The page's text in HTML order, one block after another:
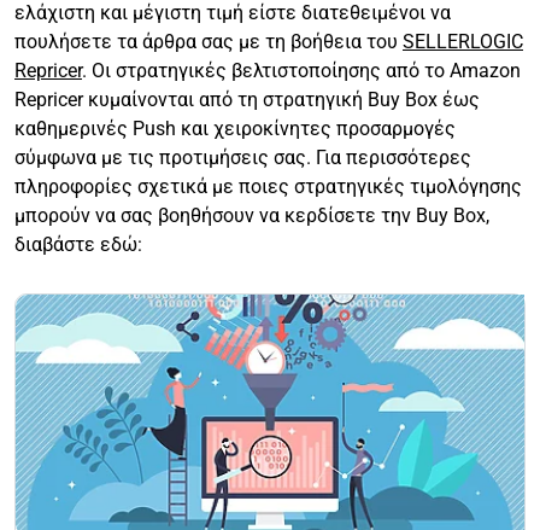
ελάχιστη και μέγιστη τιμή είστε διατεθειμένοι να
πουλήσετε τα άρθρα σας με τη βοήθεια του SELLERLOGIC
Repricer. Οι στρατηγικές βελτιστοποίησης από το Amazon
Repricer κυμαίνονται από τη στρατηγική Buy Box έως
καθημερινές Push και χειροκίνητες προσαρμογές
σύμφωνα με τις προτιμήσεις σας. Για περισσότερες
πληροφορίες σχετικά με ποιες στρατηγικές τιμολόγησης
μπορούν να σας βοηθήσουν να κερδίσετε την Buy Box,
διαβάστε εδώ: